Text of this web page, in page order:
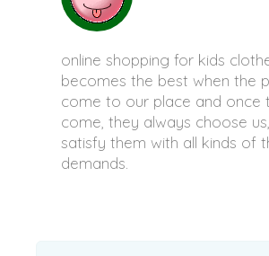
online shopping for kids
becomes the best when the
come to our place and once
come, they always choose
satisfy them with all kinds of
demands.